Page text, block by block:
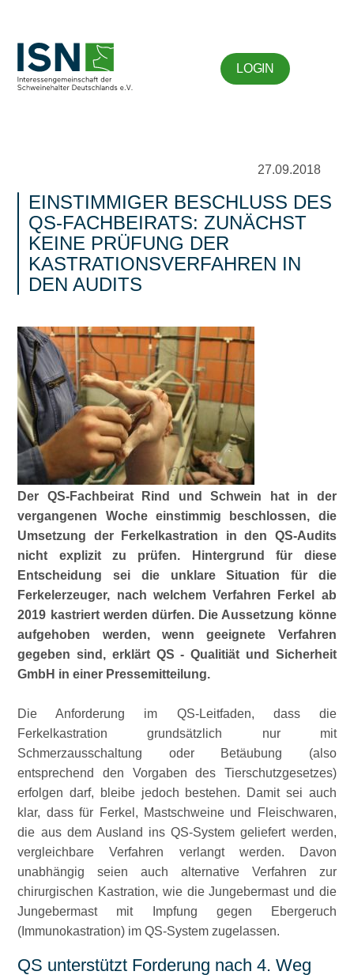
LOGIN
27.09.2018
EINSTIMMIGER BESCHLUSS DES
QS-FACHBEIRATS: ZUNÄCHST
KEINE PRÜFUNG DER
KASTRATIONSVERFAHREN IN
DEN AUDITS
Der QS-Fachbeirat Rind und Schwein hat in der
vergangenen Woche einstimmig beschlossen, die
Umsetzung der Ferkelkastration in den QS-Audits
nicht explizit zu prüfen. Hintergrund für diese
Entscheidung sei die unklare Situation für die
Ferkelerzeuger, nach welchem Verfahren Ferkel ab
2019 kastriert werden dürfen. Die Aussetzung könne
aufgehoben werden, wenn geeignete Verfahren
gegeben sind, erklärt QS - Qualitiät und Sicherheit
GmbH in einer Pressemitteilung.
Die Anforderung im QS-Leitfaden, dass die
Ferkelkastration grundsätzlich nur mit
Schmerzausschaltung oder Betäubung (also
entsprechend den Vorgaben des Tierschutzgesetzes)
erfolgen darf, bleibe jedoch bestehen. Damit sei auch
klar, dass für Ferkel, Mastschweine und Fleischwaren,
die aus dem Ausland ins QS-System geliefert werden,
vergleichbare Verfahren verlangt werden. Davon
unabhängig seien auch alternative Verfahren zur
chirurgischen Kastration, wie die Jungebermast und die
Jungebermast mit Impfung gegen Ebergeruch
(Immunokastration) im QS-System zugelassen.
QS unterstützt Forderung nach 4. Weg